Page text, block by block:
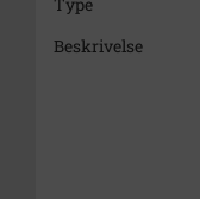
Beskrivelse